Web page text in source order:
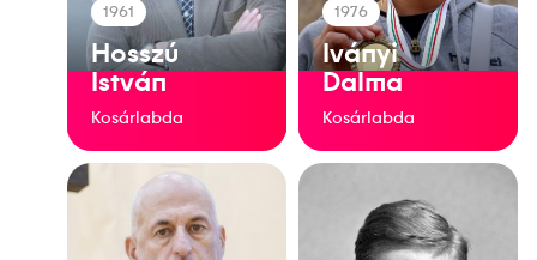
1961
Hosszú
István
Kosárlabda
1976
Iványi
Dalma
Kosárlabda